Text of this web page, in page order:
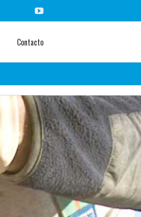
YouTube
Contacto